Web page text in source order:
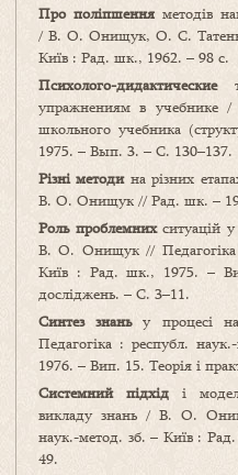
Про поліпшення методів
/ В. О. Онищук, О. С.
Київ : Рад. шк., 1962. – 98 с.
Психолого-дидактические
упражнениям в
школьного учебника
1975. – Вып. 3. – С. 130–137.
Різні методина різних
В. О. Онищук // Рад. шк. –
Роль проблемнихситуацій
В. О. Онищук // Педагогіка
Київ : Рад. шк., 1975. –
досліджень. – С. 3–11.
Синтез знаньу процесі
Педагогіка : республ.
1976. – Вип. 15. Теорія і
Системний підхіді
викладу знань / В. О.
наук.-метод. зб. – Київ :
49.